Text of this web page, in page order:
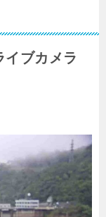
イブカメラ